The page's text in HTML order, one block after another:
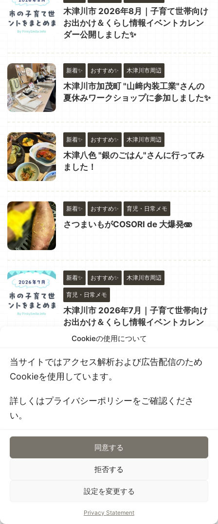
Cookieの使用について
当サイトではアクセス解析および広告配信のため
Cookieを使用しています。
詳しくはプライバシーポリシーをご確認くださ
い。
同意する
拒否する
設定を変更する
Privacy Statement
木津川市 2026年8月｜子育て世帯向け
お出かけ＆くらし情報イベントカレン
ダー公開しました✨
新着✨ おすすめ✨ 木津川市周辺
木津川市加茂町 "山﨑内装工業"さんの
夏休みワークショップに参加しました✨
新着✨ おすすめ✨ 木津川市周辺
木津八色 "銀のごはん"さんに行ってみ
ました！
新着✨ おすすめ✨ 育児・日常メモ
さつまいもがCOSORI de 大爆発🫨
新着✨ おすすめ✨ 木津川市周辺
育児・日常メモ
木津川市 2026年7月｜子育て世帯向け
お出かけ＆くらし情報イベントカレン
ダー公開しました✨
カテゴリー
新着✨ (9)
デザインや物書きのこと (70)
デザイン制作物のご紹介 (32)
たまにお役立ちと考察メモ (20)